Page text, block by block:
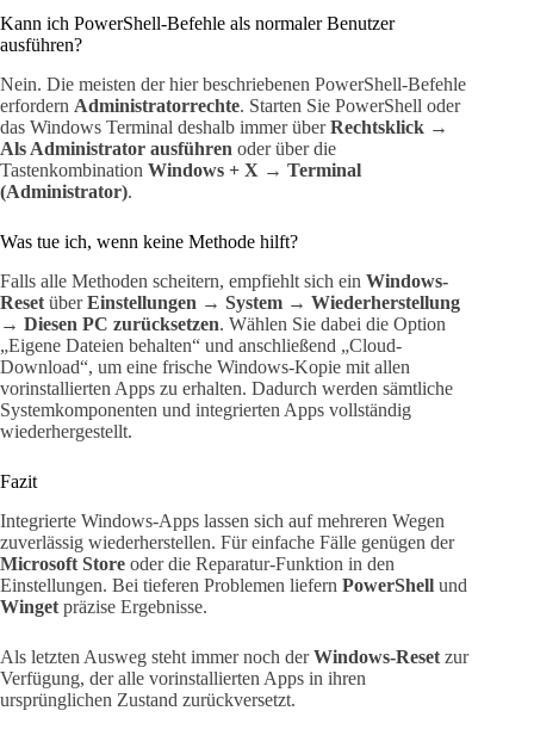
Kann ich PowerShell-Befehle als normaler Benutzer
ausführen?
Nein. Die meisten der hier beschriebenen PowerShell-Befehle
erfordern Administratorrechte. Starten Sie PowerShell oder
das Windows Terminal deshalb immer überRechtsklick →
Als Administrator ausführen oder über die
Tastenkombination Windows + X → Terminal
(Administrator).
Was tue ich, wenn keine Methode hilft?
Falls alle Methoden scheitern, empfiehlt sich ein Windows-
Reset überEinstellungen → System → Wiederherstellung
→ Diesen PC zurücksetzen. Wählen Sie dabei die Option
„Eigene Dateien behalten“ und anschließend „Cloud-
Download“, um eine frische Windows-Kopie mit allen
vorinstallierten Apps zu erhalten. Dadurch werden sämtliche
Systemkomponenten und integrierten Apps vollständig
wiederhergestellt.
Fazit
Integrierte Windows-Apps lassen sich auf mehreren Wegen
zuverlässig wiederherstellen. Für einfache Fälle genügen der
Microsoft Store oder die Reparatur-Funktion in den
Einstellungen. Bei tieferen Problemen liefern PowerShell und
Winget präzise Ergebnisse.
Als letzten Ausweg steht immer noch derWindows-Reset zur
Verfügung, der alle vorinstallierten Apps in ihren
ursprünglichen Zustand zurückversetzt.